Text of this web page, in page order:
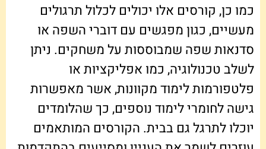
כמו כן, קורסים אלו יכולים לכלול תרגולים
מעשיים, כגון מפגשים עם דוברי השפה או
סדנאות שפה שמבוססות על משחקים. ניתן
לשלב טכנולוגיה, כמו אפליקציות או
פלטפורמות לימוד מקוונות, אשר מאפשרות
גישה לחומרי לימוד נוספים, כך שהלומדים
יוכלו לתרגל גם בבית. הקורסים המותאמים